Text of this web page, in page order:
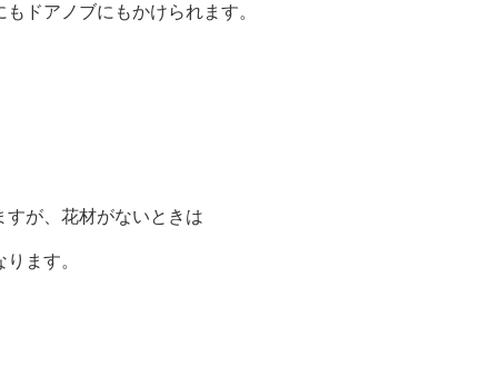
ドアノブにもかけられます。
すが、花材がないときは
ます。